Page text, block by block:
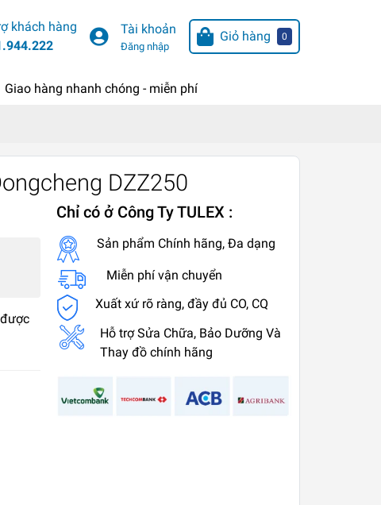
khách hàng
Tài khoản
Đăng nhập
Giỏ hàng 0
Giao hàng nhanh chóng - miễn phí
DZZ250
Chỉ có ở Công Ty TULEX :
Sản phẩm Chính hãng, Đa dạng
Miễn phí vận chuyển
Xuất xứ rõ ràng, đầy đủ CO, CQ
Hỗ trợ Sửa Chữa, Bảo Dưỡng Và
Thay đồ chính hãng